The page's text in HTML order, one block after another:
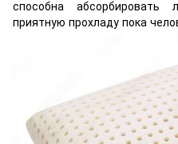
способна
приятную прохладу пока